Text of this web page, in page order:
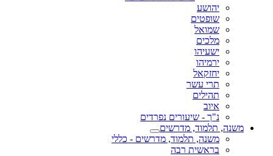
יהושע
שופטים
שמואל
מלכים
ישעיהו
ירמיהו
יחזקאל
תרי עשר
תהילים
איוב
נ"ך - שיעורים נפרדים
משנה, תלמוד, מדרשים
משנה, תלמוד, מדרשים - כללי
בראשית רבה